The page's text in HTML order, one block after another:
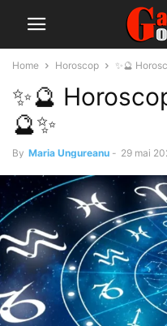
Home Horoscop ✨🔮
✨🔮
🔮✨
By Maria Ungureanu - 29 mai